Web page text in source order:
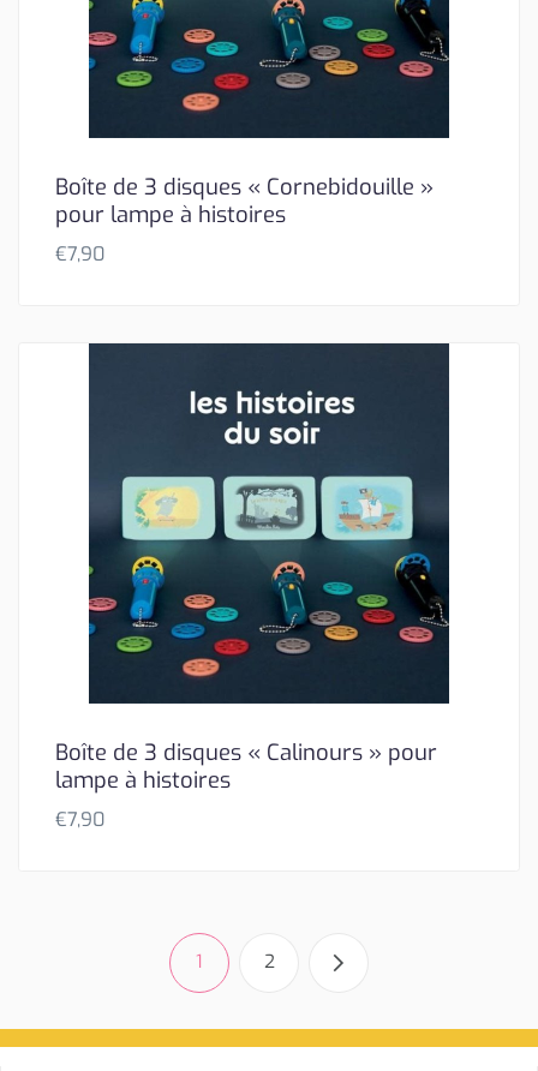
Boîte de 3 disques « Cornebidouille »
pour lampe à histoires
€7,90
Boîte de 3 disques « Calinours » pour
lampe à histoires
€7,90
1 2